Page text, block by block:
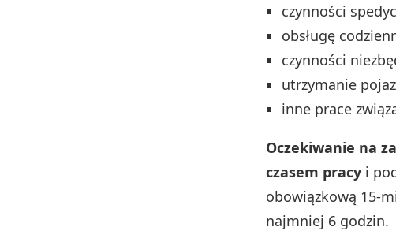
czynności
obsługę
czynności
utrzymanie
inne prace
Oczekiwanie na
czasem pracy i
obowiązkową
najmniej 6 godzin.